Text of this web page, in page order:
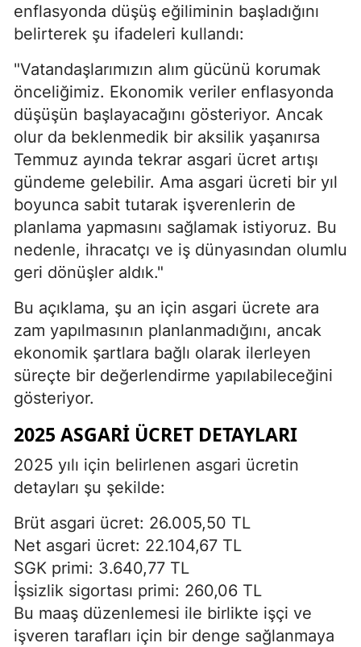
enflasyonda düşüş eğiliminin başladığını
belirterek şu ifadeleri kullandı:
"Vatandaşlarımızın alım gücünü korumak
önceliğimiz. Ekonomik veriler enflasyonda
düşüşün başlayacağını gösteriyor. Ancak
olur da beklenmedik bir aksilik yaşanırsa
Temmuz ayında tekrar asgari ücret artışı
gündeme gelebilir. Ama asgari ücreti bir yıl
boyunca sabit tutarak işverenlerin de
planlama yapmasını sağlamak istiyoruz. Bu
nedenle, ihracatçı ve iş dünyasından olumlu
geri dönüşler aldık."
Bu açıklama, şu an için asgari ücrete ara
zam yapılmasının planlanmadığını, ancak
ekonomik şartlara bağlı olarak ilerleyen
süreçte bir değerlendirme yapılabileceğini
gösteriyor.
2025 ASGARI ÜCRET DETAYLARI
2025 yılı için belirlenen asgari ücretin
detayları şu şekilde:
Brüt asgari ücret: 26.005,50 TL
Net asgari ücret: 22.104,67 TL
SGK primi: 3.640,77 TL
İşsizlik sigortası primi: 260,06 TL
Bu maaş düzenlemesi ile birlikte işçi ve
işveren tarafları için bir denge sağlanmaya